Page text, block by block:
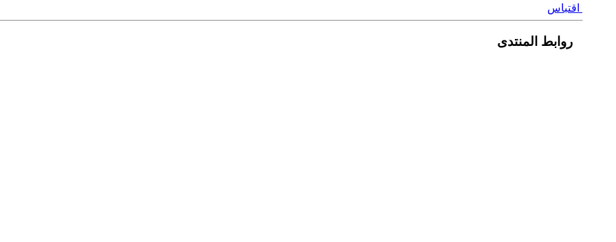
اقتباس
روابط المنتدى